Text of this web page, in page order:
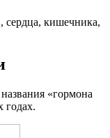
сердца, кишечника,
«гормона
годах.